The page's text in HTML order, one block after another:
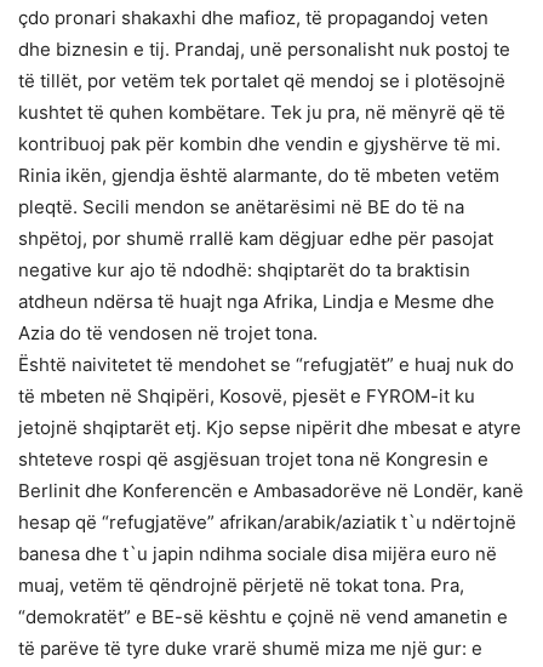
çdo pronari shakaxhi dhe mafioz, të propagandoj veten
dhe biznesin e tij. Prandaj, unë personalisht nuk postoj te
të tillët, por vetëm tek portalet që mendoj se i plotësojnë
kushtet të quhen kombëtare. Tek ju pra, në mënyrë që të
kontribuoj pak për kombin dhe vendin e gjyshërve të mi.
Rinia ikën, gjendja është alarmante, do të mbeten vetëm
pleqtë. Secili mendon se anëtarësimi në BE do të na
shpëtoj, por shumë rrallë kam dëgjuar edhe për pasojat
negative kur ajo të ndodhë: shqiptarët do ta braktisin
atdheun ndërsa të huajt nga Afrika, Lindja e Mesme dhe
Azia do të vendosen në trojet tona.
Është naivitetet të mendohet se “refugjatët” e huaj nuk do
të mbeten në Shqipëri, Kosovë, pjesët e FYROM-it ku
jetojnë shqiptarët etj. Kjo sepse nipërit dhe mbesat e atyre
shteteve rospi që asgjësuan trojet tona në Kongresin e
Berlinit dhe Konferencën e Ambasadorëve në Londër, kanë
hesap që “refugjatëve” afrikan/arabik/aziatik t`u ndërtojnë
banesa dhe t`u japin ndihma sociale disa mijëra euro në
muaj, vetëm të qëndrojnë përjetë në tokat tona. Pra,
“demokratët” e BE-së kështu e çojnë në vend amanetin e
të parëve të tyre duke vrarë shumë miza me një gur: e